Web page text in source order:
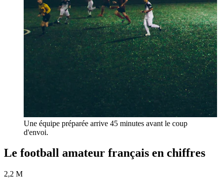
Une équipe préparée arrive 45 minutes avant le coup
d'envoi.
Le football amateur français en chiffres
2,2 M